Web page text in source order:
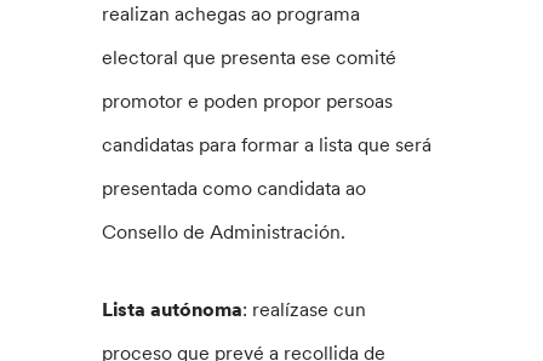
realizan achegas ao programa
electoral que presenta ese comité
promotor e poden propor persoas
candidatas para formar a lista que será
presentada como candidata ao
Consello de Administración.
Lista autónoma: realízase cun
proceso que prevé a recollida de